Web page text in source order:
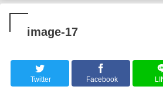
image-17
Twitter Facebook